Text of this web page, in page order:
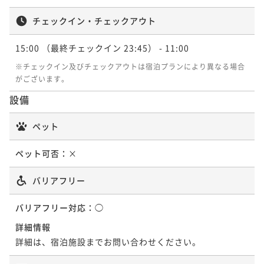
チェックイン・チェックアウト
15:00 （最終チェックイン 23:45） - 11:00
※チェックイン及びチェックアウトは宿泊プランにより異なる場合
がございます。
設備
ペット
ペット可否： ×
バリアフリー
バリアフリー対応： ◯
詳細情報
詳細は、宿泊施設までお問い合わせください。